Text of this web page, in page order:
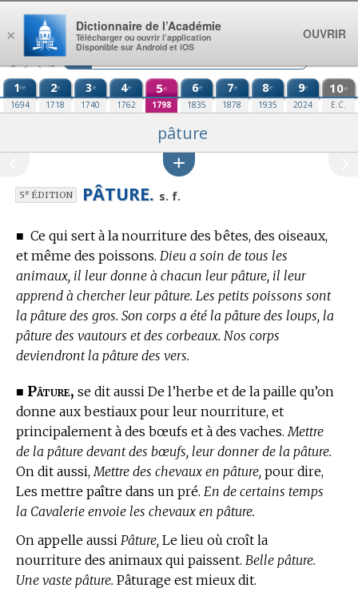
Aller au contenu
1re
1694
2e
1718
3e
1740
4e
1762
5e
1798
6e
1835
7e
1878
8e
1935
9e
2024
10e
E.C.
pâture
5eÉDITION PÂTURE. s. f.
■ Ce qui sert à la nourriture des bêtes, des oiseaux,
et même des poissons. Dieu a soin de tous les
animaux, il leur donne à chacun leur pâture, il leur
apprend à chercher leur pâture. Les petits poissons sont
la pâture des gros. Son corps a été la pâture des loups, la
pâture des vautours et des corbeaux. Nos corps
deviendront la pâture des vers.
■ Pâture, se dit aussi De l’herbe et de la paille qu’on
donne aux bestiaux pour leur nourriture, et
principalement à des bœufs et à des vaches.Mettre
de la pâture devant des bœufs, leur donner de la pâture.
On dit aussi,Mettre des chevaux en pâture, pour dire,
Les mettre paître dans un pré. En de certains temps
la Cavalerie envoie les chevaux en pâture.
On appelle aussi Pâture, Le lieu où croît la
nourriture des animaux qui paissent. Belle pâture.
Une vaste pâture. Pâturage est mieux dit.
×
Dictionnaire de l’Académie
Télécharger ou ouvrir l’application
Disponible sur Android et iOS
OUVRIR